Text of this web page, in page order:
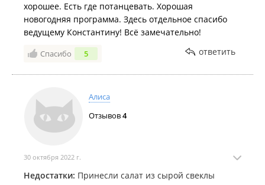
хорошее. Есть где потанцевать. Хорошая
новогодняя программа. Здесь отдельное спасибо
ведущему Константину! Всё замечательно!
Спасибо 5 ответить
Алиса
Отзывов4
30 октября 2022 г.
Недостатки: Принесли салат из сырой свеклы